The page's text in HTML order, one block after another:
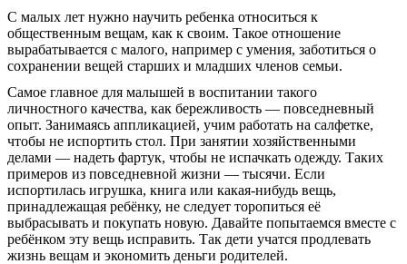
С малых лет нужно научить ребенка относиться к
общественным вещам, как к своим. Такое отношение
вырабатывается с малого, например с умения, заботиться о
сохранении вещей старших и младших членов семьи.
Самое главное для малышей в воспитании такого
личностного качества, как бережливость — повседневный
опыт. Занимаясь аппликацией, учим работать на салфетке,
чтобы не испортить стол. При занятии хозяйственными
делами — надеть фартук, чтобы не испачкать одежду. Таких
примеров из повседневной жизни — тысячи. Если
испортилась игрушка, книга или какая-нибудь вещь,
принадлежащая ребёнку, не следует торопиться её
выбрасывать и покупать новую. Давайте попытаемся вместе с
ребёнком эту вещь исправить. Так дети учатся продлевать
жизнь вещам и экономить деньги родителей.